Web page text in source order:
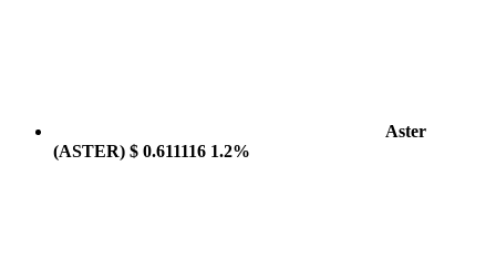
Aster
(ASTER) $ 0.611116 1.2%